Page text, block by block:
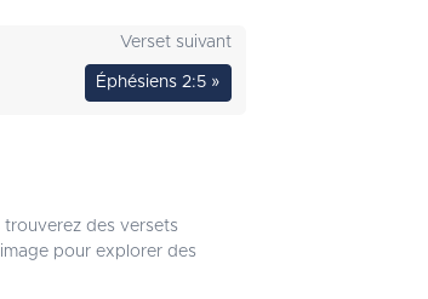
Verset suivant
Éphésiens 2:5 »
des versets
pour explorer des